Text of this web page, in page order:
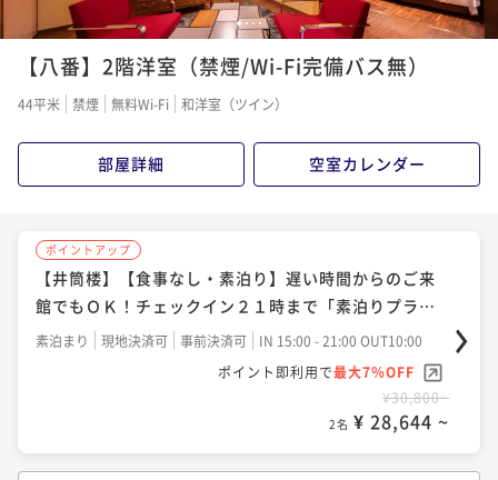
1234
【八番】2階洋室（禁煙/Wi-Fi完備バス無）
44平米 禁煙 無料Wi-Fi 和洋室（ツイン）
部屋詳細 空室カレンダー
ポイントアップ
【井筒楼】【食事なし・素泊り】遅い時間からのご来
館でもＯＫ！チェックイン２１時まで「素泊りプラ
ン」
素泊まり 現地決済可 事前決済可
IN 15:00 - 21:00 OUT10:00
ポイント即利用で最大7％OFF
¥30,800~
2名 ¥ 28,644 ~